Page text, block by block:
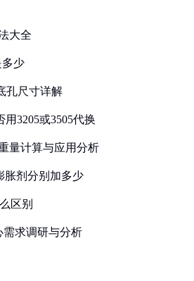
大全
少
孔尺寸详解
用3205或3505代换
量计算与应用分析
胀剂分别加多少
区别
求调研与分析